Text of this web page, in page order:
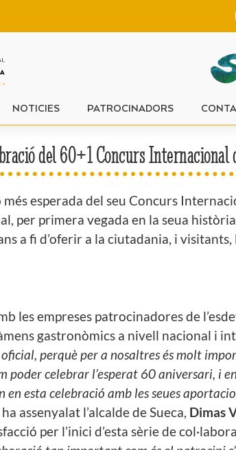
NOTICIES PATROCINADORS
del 60+1 Concurs Internacional
esperada del seu Concurs
per primera vegada en la seua
a fi d’oferir a la ciutadania, i
les empreses patrocinadores de
gastronòmics a nivell nacional i
perquè per a nosaltres és molt
poder celebrar l’esperat 60 aniversari, i
esta celebració amb les seues
ha assenyalat l’alcalde de Sueca, Dimas
per l’inici d’esta sèrie de